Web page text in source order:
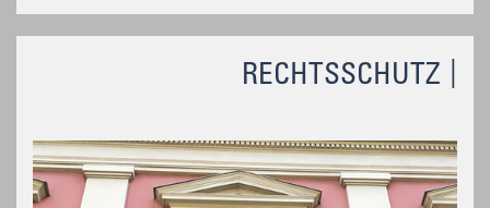
RECHTSSCHUTZ